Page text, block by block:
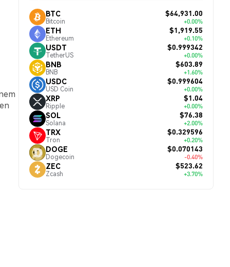
BTC
Bitcoin
$64,931.00
+0.00%
ETH
Ethereum
$1,919.55
+0.10%
USDT
TetherUS
$0.999342
+0.00%
BNB
BNB
$603.89
+1.60%
USDC
USD Coin
$0.999604
+0.00%
XRP
Ripple
$1.04
+0.00%
SOL
Solana
$76.38
+2.00%
TRX
Tron
$0.329596
+0.20%
DOGE
Dogecoin
$0.070143
-0.40%
ZEC
Zcash
$523.62
+3.70%